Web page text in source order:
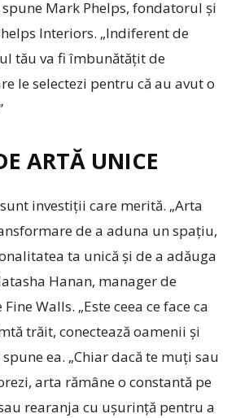
spune Mark Phelps, fondatorul și
Interiors. „Indiferent de
tău va fi îmbunătățit de
le selectezi pentru că au avut o
ARTĂ UNICE
investiții care merită. „Arta
de a aduna un spațiu,
ta unică și de a adăuga
Hanan, manager de
Walls. „Este ceea ce face ca
trăit, conectează oamenii și
ea. „Chiar dacă te muți sau
arta rămâne o constantă pe
rearanja cu ușurință pentru a